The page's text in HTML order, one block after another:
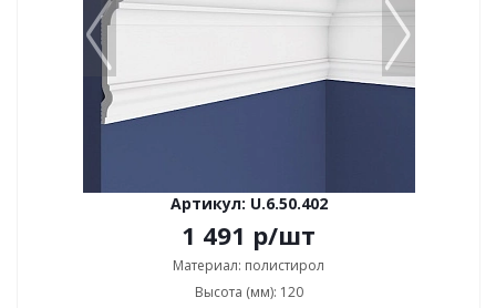
Артикул: U.6.50.402
1 491 р/шт
Материал: полистирол
Высота (мм): 120